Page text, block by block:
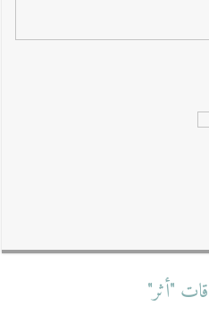
"أثر"